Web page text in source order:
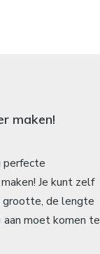
maken!
perfecte
Je kunt zelf
grootte, de lengte
aan moet komen te